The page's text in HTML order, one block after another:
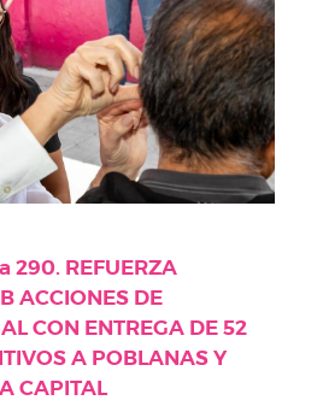
290. REFUERZA
ACCIONES DE
CON ENTREGA DE 52
A POBLANAS Y
CAPITAL